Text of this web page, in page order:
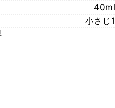
40ml
小さじ1